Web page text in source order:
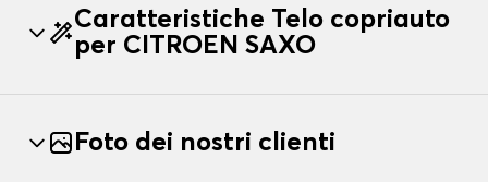
Caratteristiche Telo copriauto
per CITROEN SAXO
Foto dei nostri clienti